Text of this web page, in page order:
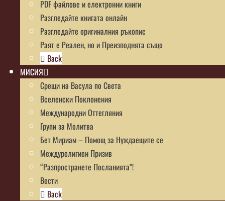
PDF файлове и електронни книги
Разгледайте книгата онлайн
Разгледайте оригиналния ръкопис
Раят е Реален, но и Преизподнята също
Back
МИСИЯ
Срещи на Васула по Света
Вселенски Поклонения
Международни Оттегляния
Групи за Молитва
Бет Мириам – Помощ за Нуждаещите се
Междурелигиен Призив
“Разпространете Посланията”!
Вести
Back